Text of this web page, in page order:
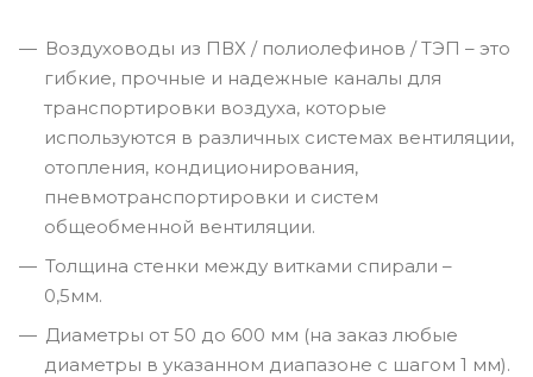
Воздуховоды из ПВХ / полиолефинов / ТЭП – это
гибкие, прочные и надежные каналы для
транспортировки воздуха, которые
используются в различных системах вентиляции,
отопления, кондиционирования,
пневмотранспортировки и систем
общеобменной вентиляции.
Толщина стенки между витками спирали –
0,5мм.
Диаметры от 50 до 600 мм (на заказ любые
диаметры в указанном диапазоне с шагом 1 мм).